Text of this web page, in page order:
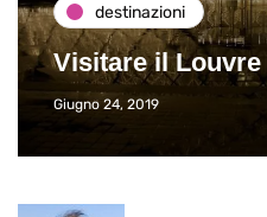
destinazioni
Visitare il
Giugno 24, 2019